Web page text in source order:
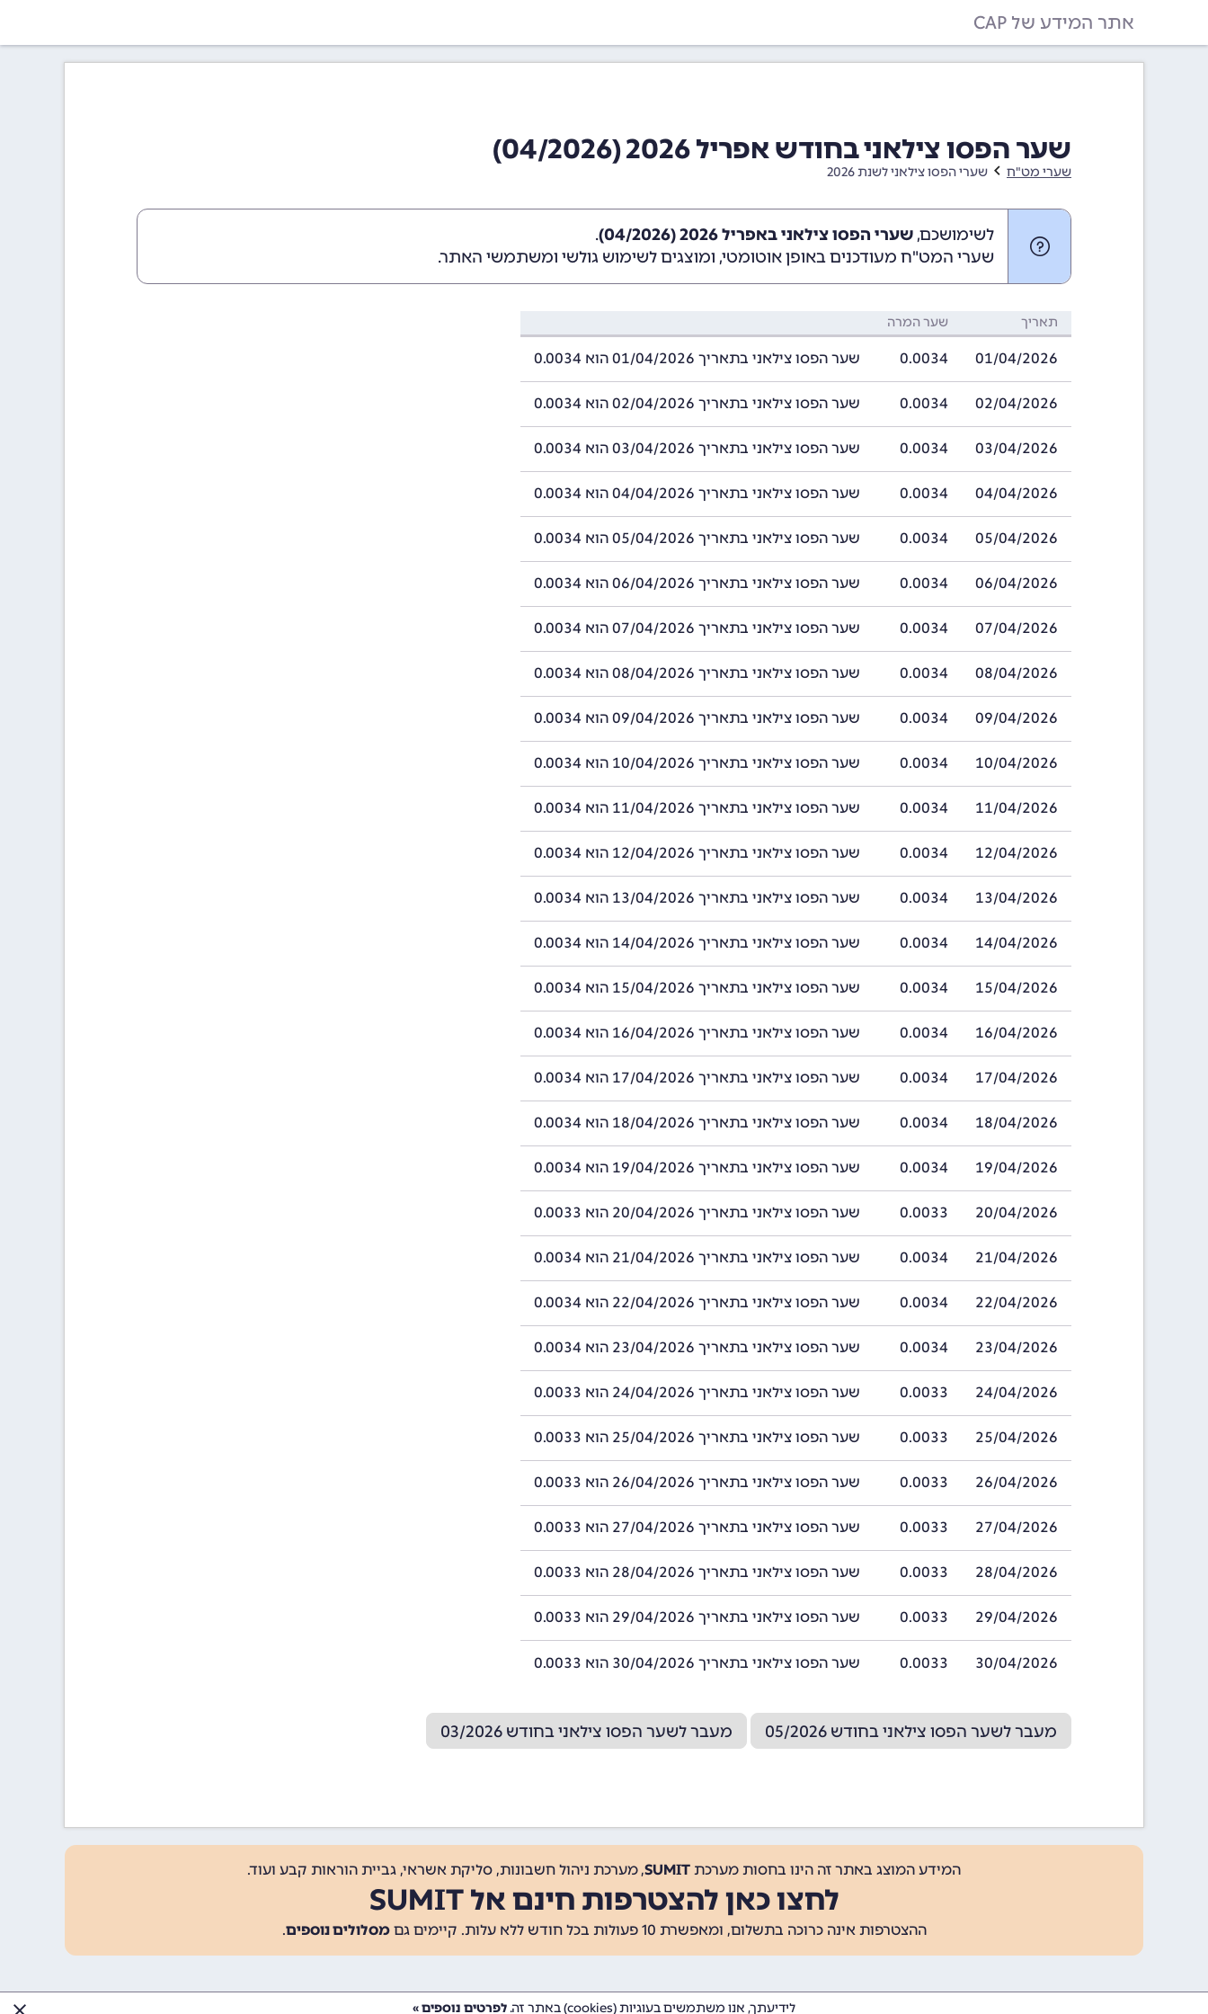
אתר המידע של CAP
שער הפסו צילאני בחודש אפריל 2026 (04/2026)
שערי מט"ח שערי הפסו צילאני לשנת 2026
לשימושכם, שערי הפסו צילאני באפריל 2026 (04/2026)
.
שערי המט"ח מעודכנים באופן אוטומטי, ומוצגים לשימוש גולשי ומשתמשי האתר.
תאריך שער המרה
01/04/2026
0.0034 שער הפסו צילאני בתאריך 01/04/2026 הוא 0.0034
02/04/2026
0.0034 שער הפסו צילאני בתאריך 02/04/2026 הוא 0.0034
03/04/2026
0.0034 שער הפסו צילאני בתאריך 03/04/2026 הוא 0.0034
04/04/2026
0.0034 שער הפסו צילאני בתאריך 04/04/2026 הוא 0.0034
05/04/2026
0.0034 שער הפסו צילאני בתאריך 05/04/2026 הוא 0.0034
06/04/2026
0.0034 שער הפסו צילאני בתאריך 06/04/2026 הוא 0.0034
07/04/2026
0.0034 שער הפסו צילאני בתאריך 07/04/2026 הוא 0.0034
08/04/2026
0.0034 שער הפסו צילאני בתאריך 08/04/2026 הוא 0.0034
09/04/2026
0.0034 שער הפסו צילאני בתאריך 09/04/2026 הוא 0.0034
10/04/2026
0.0034 שער הפסו צילאני בתאריך 10/04/2026 הוא 0.0034
11/04/2026
0.0034 שער הפסו צילאני בתאריך 11/04/2026 הוא 0.0034
12/04/2026
0.0034 שער הפסו צילאני בתאריך 12/04/2026 הוא 0.0034
13/04/2026
0.0034 שער הפסו צילאני בתאריך 13/04/2026 הוא 0.0034
14/04/2026
0.0034 שער הפסו צילאני בתאריך 14/04/2026 הוא 0.0034
15/04/2026
0.0034 שער הפסו צילאני בתאריך 15/04/2026 הוא 0.0034
16/04/2026
0.0034 שער הפסו צילאני בתאריך 16/04/2026 הוא 0.0034
17/04/2026
0.0034 שער הפסו צילאני בתאריך 17/04/2026 הוא 0.0034
18/04/2026
0.0034 שער הפסו צילאני בתאריך 18/04/2026 הוא 0.0034
19/04/2026
0.0034 שער הפסו צילאני בתאריך 19/04/2026 הוא 0.0034
20/04/2026
0.0033 שער הפסו צילאני בתאריך 20/04/2026 הוא 0.0033
21/04/2026
0.0034 שער הפסו צילאני בתאריך 21/04/2026 הוא 0.0034
22/04/2026
0.0034 שער הפסו צילאני בתאריך 22/04/2026 הוא 0.0034
23/04/2026
0.0034 שער הפסו צילאני בתאריך 23/04/2026 הוא 0.0034
24/04/2026
0.0033 שער הפסו צילאני בתאריך 24/04/2026 הוא 0.0033
25/04/2026
0.0033 שער הפסו צילאני בתאריך 25/04/2026 הוא 0.0033
26/04/2026
0.0033 שער הפסו צילאני בתאריך 26/04/2026 הוא 0.0033
27/04/2026
0.0033 שער הפסו צילאני בתאריך 27/04/2026 הוא 0.0033
28/04/2026
0.0033 שער הפסו צילאני בתאריך 28/04/2026 הוא 0.0033
29/04/2026
0.0033 שער הפסו צילאני בתאריך 29/04/2026 הוא 0.0033
30/04/2026
0.0033 שער הפסו צילאני בתאריך 30/04/2026 הוא 0.0033
מעבר לשער הפסו צילאני בחודש 05/2026 מעבר לשער הפסו צילאני בחודש 03/2026
המידע המוצג באתר זה הינו בחסות מערכת SUMIT, מערכת ניהול חשבונות, סליקת אשראי, גביית הוראות קבע ועוד.
לחצו כאן להצטרפות חינם אל SUMIT
ההצטרפות אינה כרוכה בתשלום, ומאפשרת 10 פעולות בכל חודש ללא עלות. קיימים גם מסלולים נוספים.
לידיעתך, אנו משתמשים בעוגיות (cookies) באתר זה. לפרטים נוספים »